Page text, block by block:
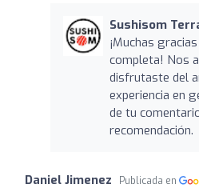
Sushisom
¡Muchas
completa! Nos
disfrutaste del
experiencia en
de tu
recomendación.
Daniel Jimenez Publicada en